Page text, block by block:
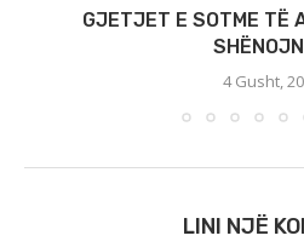
GJETJET E SOTME TË
4 Gusht,
LINI NJË